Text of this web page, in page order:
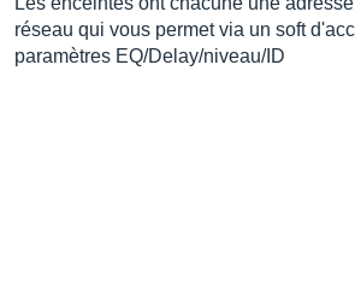
réseau qui vous permet via un soft
paramètres EQ/Delay/niveau/ID